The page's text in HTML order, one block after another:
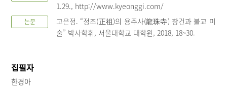
1.29., http://www.kyeonggi.com/
논문
고은정. “정조(正祖)의 용주사(龍珠寺) 창건과 불교 미
술” 박사학휘, 서울대학교 대학원, 2018, 18~30.
집필자
한경아